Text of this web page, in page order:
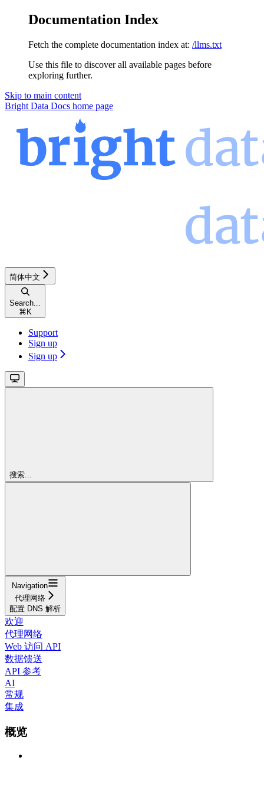
Documentation Index
Fetch the complete documentation index at: /llms.txt
Use this file to discover all available pages before
exploring further.
Skip to main content
Bright Data Docs home page
简体中文
Search...
⌘ K
Support
Sign up
Sign up
搜索...
Navigation
代理网络
配置 DNS 解析
欢迎
代理网络
Web 访问 API
数据馈送
API 参考
AI
常规
集成
概览